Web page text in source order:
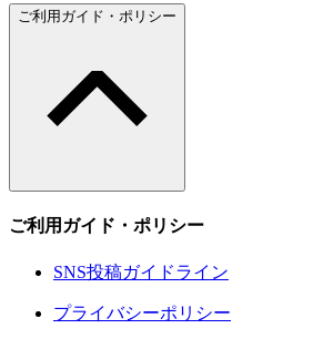
ご利用ガイド・ポリシー
ご利用ガイド・ポリシー
SNS投稿ガイドライン
プライバシーポリシー